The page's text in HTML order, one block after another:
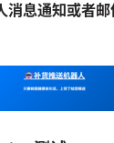
消息通知或者